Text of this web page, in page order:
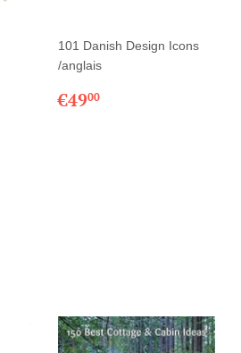
101 Danish Design Icons
/anglais
PRIX
€4900